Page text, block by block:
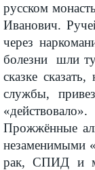
русском
Иванович.
через
болезни шли
сказке
службы,
Прожжённые
незаменимыми
рак, СПИД и